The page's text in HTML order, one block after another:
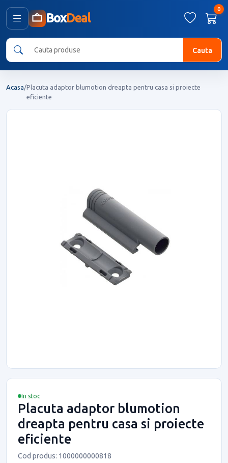
BoxDeal
0
Cauta
Acasa/Placuta adaptor blumotion dreapta pentru casa si proiecte
eficiente
In stoc
Placuta adaptor blumotion
dreapta pentru casa si proiecte
eficiente
Cod produs: 1000000000818